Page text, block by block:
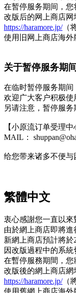
在暂停服务期间，您
改版后的网上商店网
https://haramore.jp/（
使用旧网上商店海外
关于暂停服务期
在临时暂停服务期间
欢迎广大客户积极使
另请注意，暂停服
【小原流订单受理中
MAIL：
给您带来诸多不便与
繁體中文
衷心感謝您一直以來
由於網上商店即將進
新網上商店預計將於
因改版過程中的系
在暫停服務期間，您
改版後的網上商店網
https://haramore.jp/（
使用舊網上商店海外